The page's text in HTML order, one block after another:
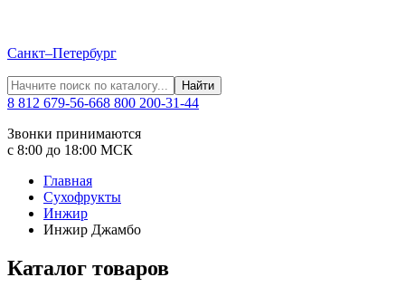
Санкт–Петербург
Найти
8 812 679-56-668 800 200-31-44
Звонки принимаются
с 8:00 до 18:00 МСК
Главная
Сухофрукты
Инжир
Инжир Джамбо
Каталог товаров